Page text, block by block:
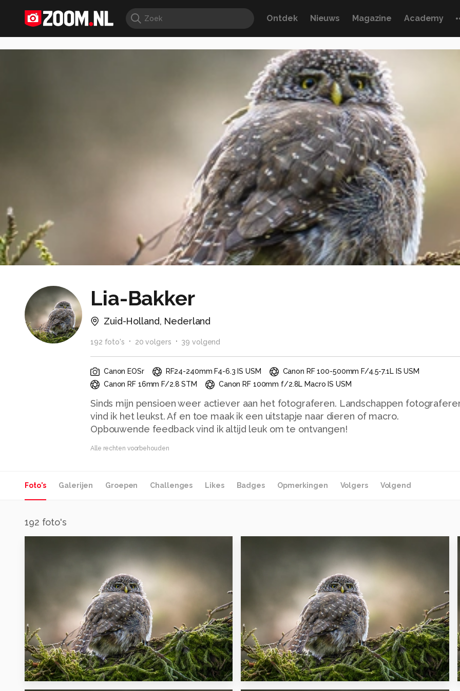
Ontdek Nieuws Magazine Academy
Lia-Bakker
Zuid-Holland, Nederland
192 foto's 20 volgers 39 volgend
Canon EOSr RF24-240mm F4-6.3 IS USM
Canon RF 100-500mm F/4.5-7.1L IS USM
Canon RF 16mm F/2.8 STM
Canon RF 100mm f/2.8L Macro IS USM
Sinds mijn pensioen weer actiever aan het fotograferen. Landschappen
vind ik het leukst. Af en toe maak ik een uitstapje naar dieren of macro.
Opbouwende feedback vind ik altijd leuk om te ontvangen!
Alle rechten voorbehouden
Foto's Galerijen Groepen Challenges Likes Badges Opmerkingen Volgers Volgend
192 foto's
9 11